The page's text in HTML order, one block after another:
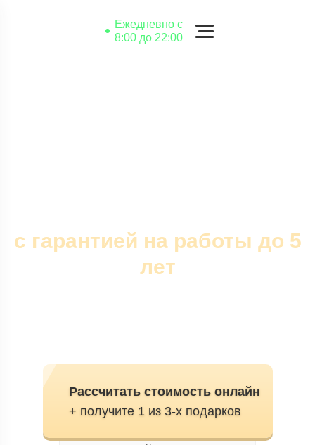
Ежедневно с
8:00 до 22:00
с гарантией на работы до 5
лет
Рассчитать стоимость онлайн
+ получите 1 из 3-х подарков